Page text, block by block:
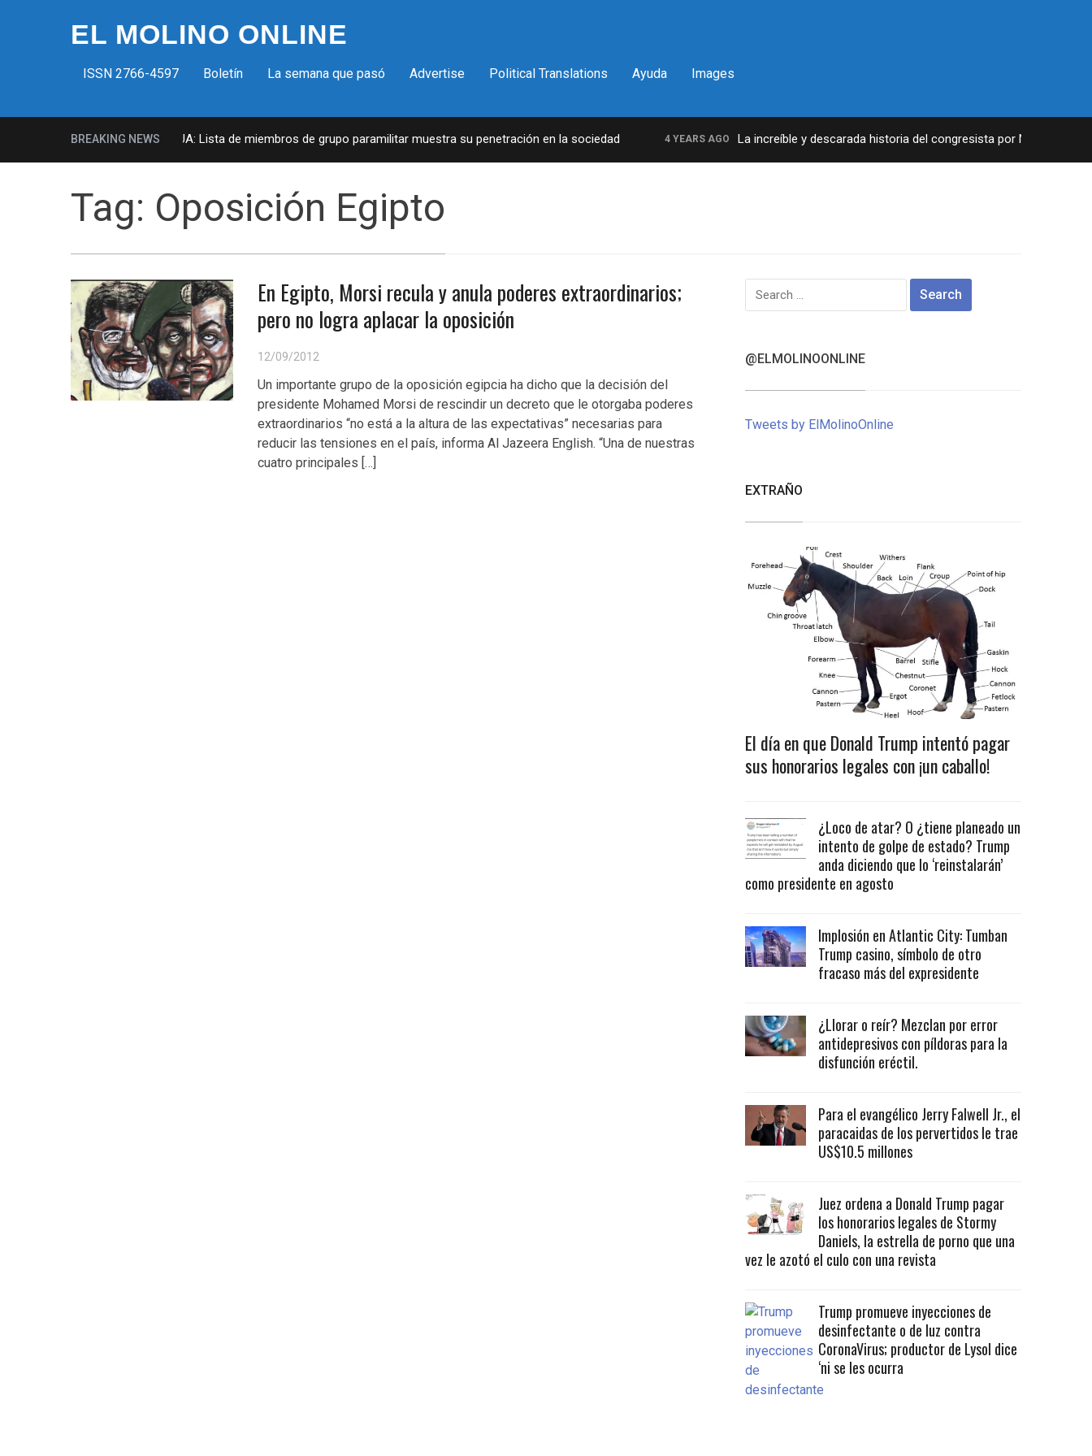
EL MOLINO ONLINE
ISSN 2766-4597 Boletín La semana que pasó Advertise Political Translations Ayuda Images
BREAKING NEWS
Milicias fascistas en EUA: Lista de miembros de grupo paramilitar muestra su penetración en la sociedad 4 YEARS AGO La increíble y descarada historia del congresista por NY George
Tag: Oposición Egipto
En Egipto, Morsi recula y anula poderes extraordinarios;
pero no logra aplacar la oposición
12/09/2012
Un importante grupo de la oposición egipcia ha dicho que la decisión del
presidente Mohamed Morsi de rescindir un decreto que le otorgaba poderes
extraordinarios “no está a la altura de las expectativas” necesarias para
reducir las tensiones en el país, informa Al Jazeera English. “Una de nuestras
cuatro principales […]
Search
for:
@ELMOLINOONLINE
Tweets by ElMolinoOnline
EXTRAÑO
El día en que Donald Trump intentó pagar
sus honorarios legales con ¡un caballo!
¿Loco de atar? O ¿tiene planeado un
intento de golpe de estado? Trump
anda diciendo que lo ‘reinstalarán’
como presidente en agosto
Implosión en Atlantic City: Tumban
Trump casino, símbolo de otro
fracaso más del expresidente
¿Llorar o reír? Mezclan por error
antidepresivos con píldoras para la
disfunción eréctil.
Para el evangélico Jerry Falwell Jr., el
paracaidas de los pervertidos le trae
US$10.5 millones
Juez ordena a Donald Trump pagar
los honorarios legales de Stormy
Daniels, la estrella de porno que una
vez le azotó el culo con una revista
Trump promueve inyecciones de
desinfectante o de luz contra
CoronaVirus; productor de Lysol dice
‘ni se les ocurra